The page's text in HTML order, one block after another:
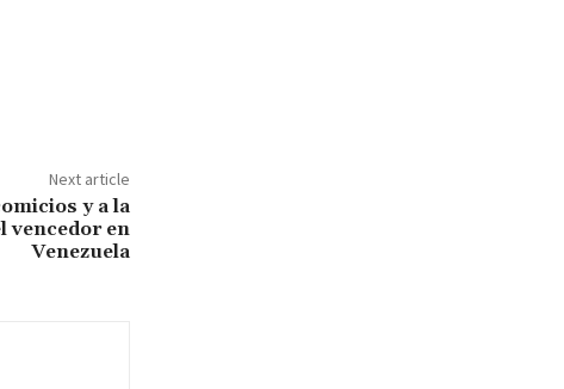
Next article
y a la
vencedor en
Venezuela